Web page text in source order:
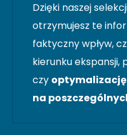
Dzięki naszej
otrzymujesz te
faktyczny wpływ,
kierunku ekspansji,
czy optymalizację
na